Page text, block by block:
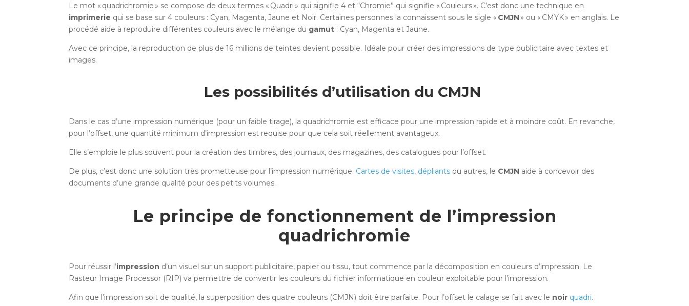
Le mot « quadrichromie » se compose de deux termes « Quadri » qui signifie 4 et “Chromie” qui signifie « Couleurs ». C’est donc une technique en
imprimerie qui se base sur 4 couleurs : Cyan, Magenta, Jaune et Noir. Certaines personnes la connaissent sous le sigle « CMJN» ou « CMYK » en anglais. Le
procédé aide à reproduire différentes couleurs avec le mélange du gamut : Cyan, Magenta et Jaune.
Avec ce principe, la reproduction de plus de 16 millions de teintes devient possible. Idéale pour créer des impressions de type publicitaire avec textes et
images.
Les possibilités d’utilisation du CMJN
Dans le cas d’une impression numérique (pour un faible tirage), la quadrichromie est efficace pour une impression rapide et à moindre coût. En revanche,
pour l’offset, une quantité minimum d’impression est requise pour que cela soit réellement avantageux.
Elle s’emploie le plus souvent pour la création des timbres, des journaux, des magazines, des catalogues pour l’offset.
De plus, c’est donc une solution très prometteuse pour l’impression numérique. Cartes de visites, dépliants ou autres, le CMJN aide à concevoir des
documents d’une grande qualité pour des petits volumes.
Le principe de fonctionnement de l’impression
quadrichromie
Pour réussir l’impression d’un visuel sur un support publicitaire, papier ou tissu, tout commence par la décomposition en couleurs d’impression. Le
Rasteur Image Processor (RIP) va permettre de convertir les couleurs du fichier informatique en couleur exploitable pour l’impression.
Afin que l’impression soit de qualité, la superposition des quatre couleurs (CMJN) doit être parfaite. Pour l’offset le calage se fait avec le noir quadri.